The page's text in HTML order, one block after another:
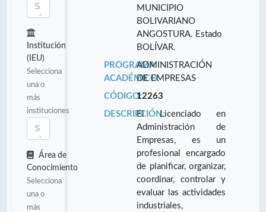
Institución
(IEU)
Selecciona
una o
más
instituciones
Área de
Conocimiento
Selecciona
una o
más
MUNICIPIO
BOLIVARIANO
ANGOSTURA. Estado
BOLÍVAR.
PROGRAMA
ACADÉMICO:
ADMINISTRACIÓN
DE EMPRESAS
CÓDIGO:12263
DESCRIPCIÓN:El Licenciado en
Administración de
Empresas, es un
profesional encargado
de planificar, organizar,
coordinar, controlar y
evaluar las actividades
industriales,